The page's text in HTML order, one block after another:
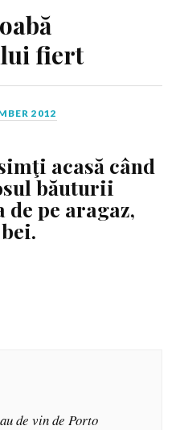
fiert
2012
acasă când
băuturii
pe aragaz,
de vin de Porto